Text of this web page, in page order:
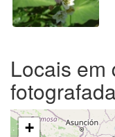
Locais em
fotografada
+